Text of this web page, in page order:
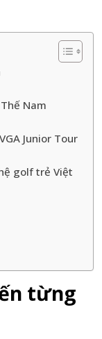
Nam
Junior Tour
golf trẻ Việt
từng